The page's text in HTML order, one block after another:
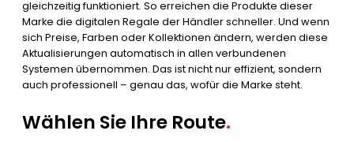
gleichzeitig funktioniert. So erreichen die Produkte dieser
Marke die digitalen Regale der Händler schneller. Und wenn
sich Preise, Farben oder Kollektionen ändern, werden diese
Aktualisierungen automatisch in allen verbundenen
Systemen übernommen. Das ist nicht nur effizient, sondern
auch professionell – genau das, wofür die Marke steht.
Wählen Sie Ihre Route.